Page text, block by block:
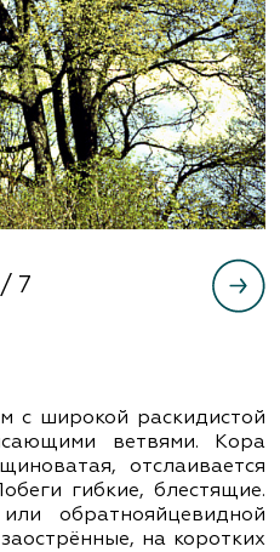
/ 7
с широкой раскидистой
ветвями. Кора
отслаивается
гибкие, блестящие.
обратнояйцевидной
на коротких